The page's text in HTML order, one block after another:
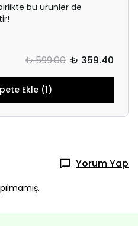
bu ürünler de
₺ 599.00 ₺ 359.40
Ekle (1)
Yorum Yap